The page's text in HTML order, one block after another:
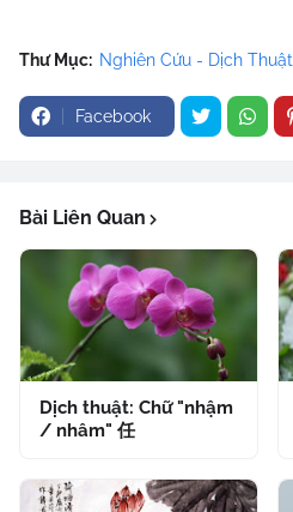
Thư Mục: Nghiên Cứu - Dịch Thuật
Facebook
Bài Liên Quan
Dịch thuật: Chữ "nhậm
/ nhâm" 任